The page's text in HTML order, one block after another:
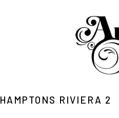
HAMPTONS RIVIERA 2